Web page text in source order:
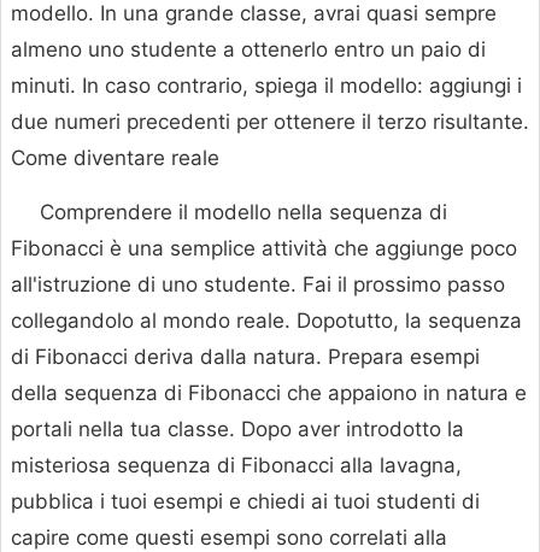
modello. In una grande classe, avrai quasi sempre
almeno uno studente a ottenerlo entro un paio di
minuti. In caso contrario, spiega il modello: aggiungi i
due numeri precedenti per ottenere il terzo risultante.
Come diventare reale
Comprendere il modello nella sequenza di
Fibonacci è una semplice attività che aggiunge poco
all'istruzione di uno studente. Fai il prossimo passo
collegandolo al mondo reale. Dopotutto, la sequenza
di Fibonacci deriva dalla natura. Prepara esempi
della sequenza di Fibonacci che appaiono in natura e
portali nella tua classe. Dopo aver introdotto la
misteriosa sequenza di Fibonacci alla lavagna,
pubblica i tuoi esempi e chiedi ai tuoi studenti di
capire come questi esempi sono correlati alla